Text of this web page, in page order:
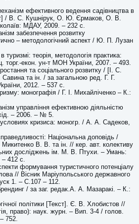
ефективного ведення садівництва в
/ В. С. Кушнірук, О. Ю. Єрмаков, О. В.
МДАУ, 2009. – 232 с.
забезпечення розвитку
– методологічний аспект / Ю. П. Лузан
теорія, методологія практика:
екон. ун-т МОН України, 2007. – 493.
та соціального розвитку / [І. С.
та ін. / за загальною ред. Г. Г.
2012. – 537 с.
монографія / Г. І. Михайліченко – К.:
управління ефективною діяльністю
– 2006. – № 5.
кризиса: моногр. / А. А. Садеков,
Національна доповідь /
В. В. та ін. // кер. авт. колективу
досліджень ім. М. В. Птухи. – Умань:
– 412 с.
формування туристичного потенціалу
// Вісник Маріупольського державного
1. – С.107 – 112.
/ за заг. редак.А. А. Мазаракі. – К.:
політики [Текст]. Є. В. Хлобистов //
право): наук. журн. – Вип. 3-4 / голов.
752.